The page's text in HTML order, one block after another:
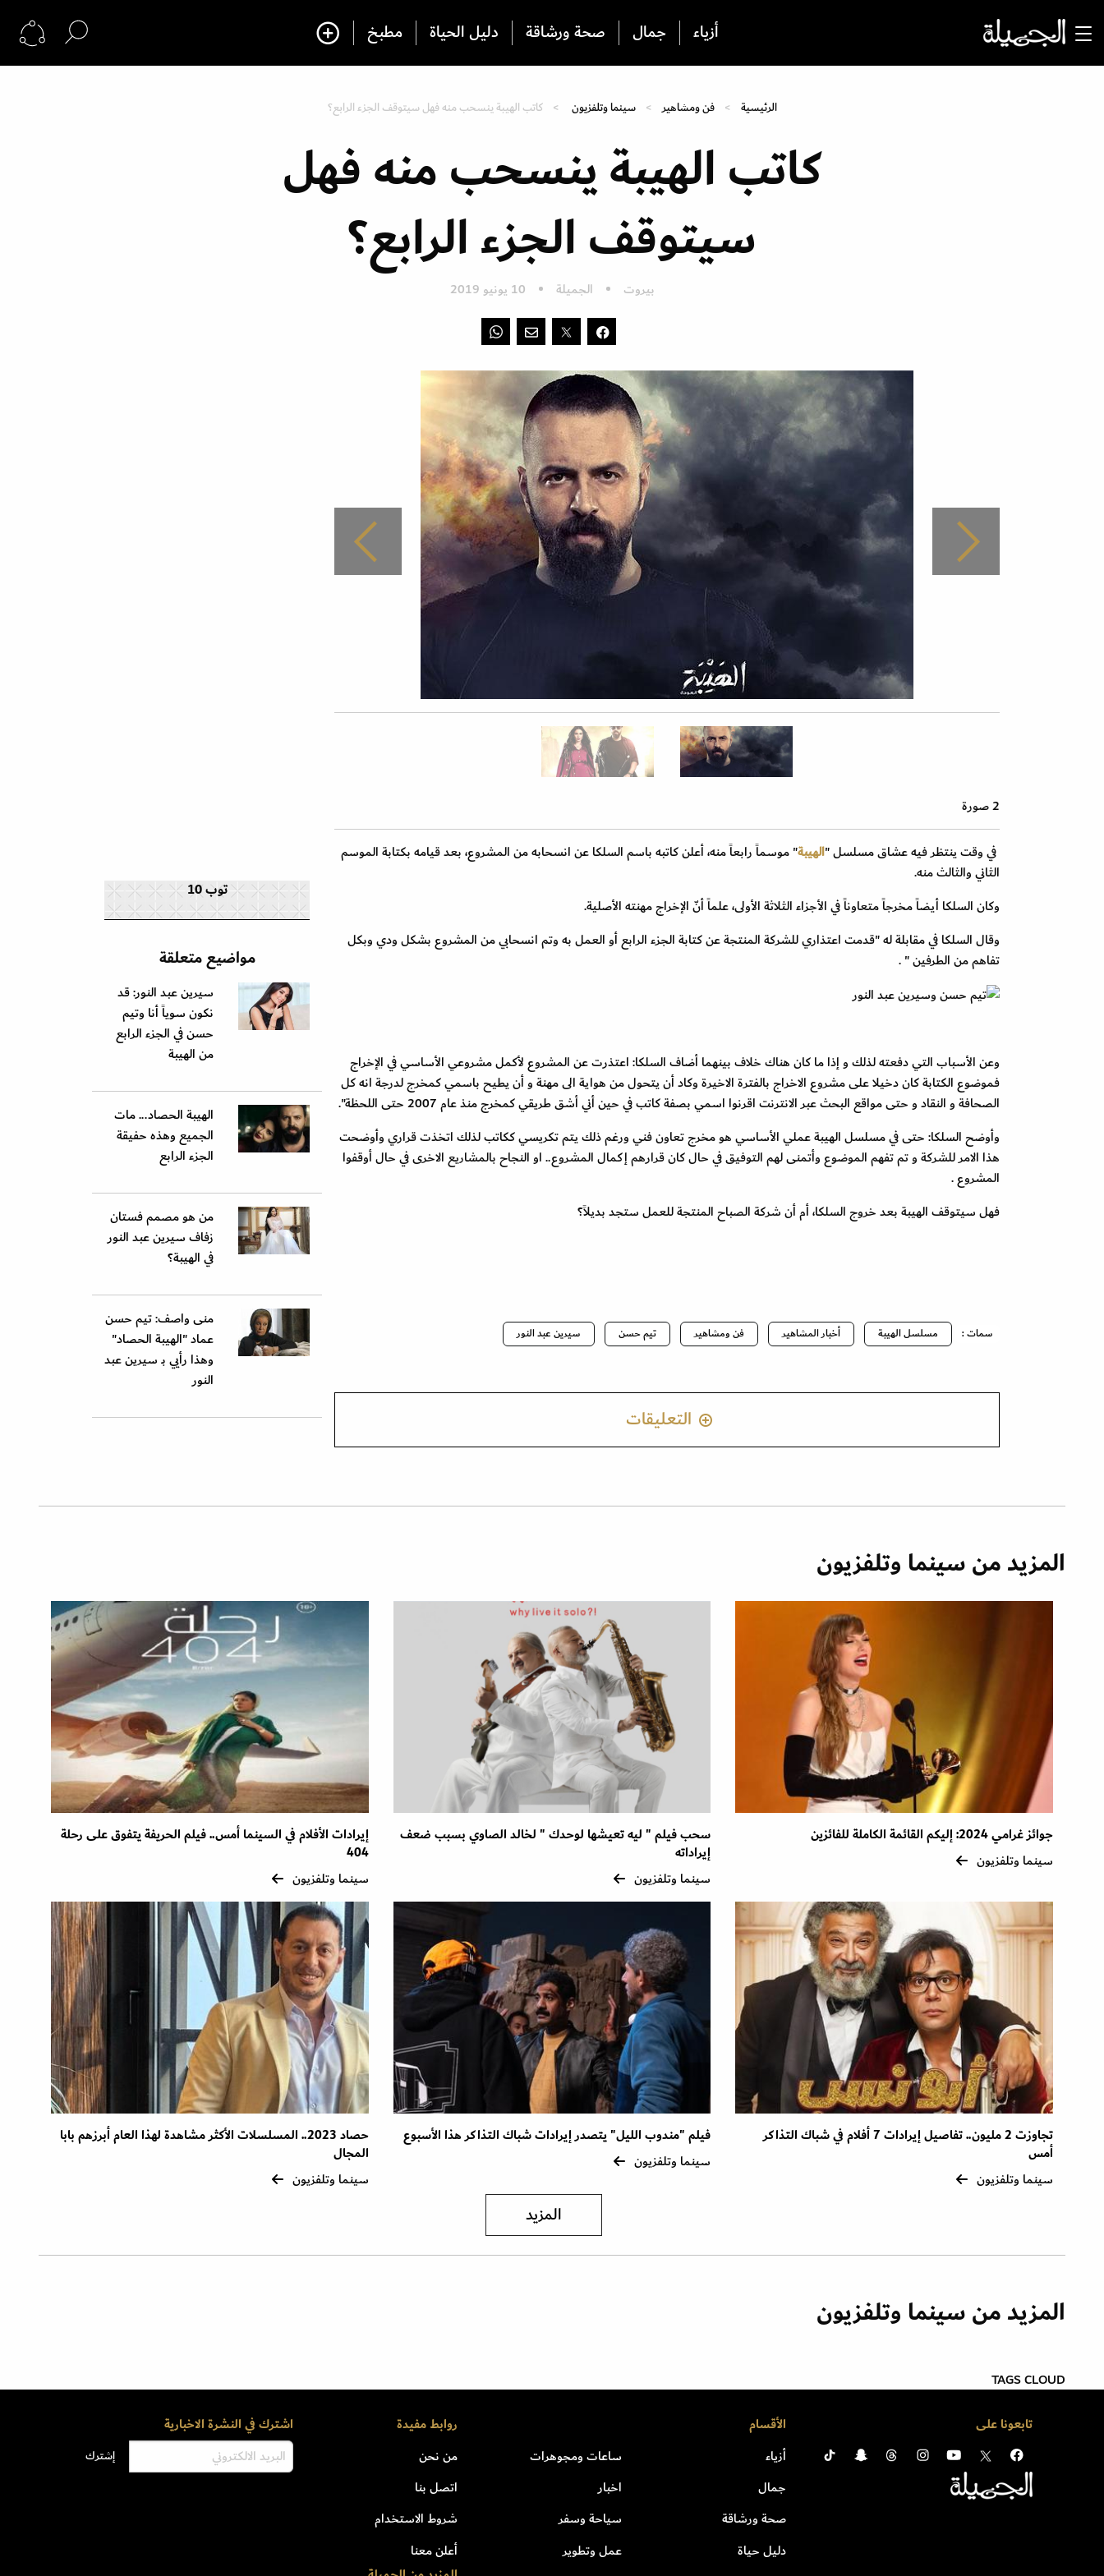
أزياء جمال صحة ورشاقة دليل الحياة مطبخ
الرئيسية فن ومشاهير سينما وتلفزيون كاتب الهيبة ينسحب منه فهل سيتوقف الجزء الرابع؟
كاتب الهيبة ينسحب منه فهل
سيتوقف الجزء الرابع؟
بيروت الجميلة 10 يونيو 2019
2 صورة
في وقت ينتظر فيه عشاق مسلسل "الهيبة" موسماً رابعاً منه، أعلن كاتبه باسم السلكا عن انسحابه من المشروع، بعد قيامه بكتابة الموسم
الثاني والثالث منه.
وكان السلكا أيضاً مخرجاً متعاوناً في الأجزاء الثلاثة الأولى، علماً أنّ الإخراج مهنته الأصلية.
وقال السلكا في مقابلة له "قدمت اعتذاري للشركة المنتجة عن كتابة الجزء الرابع أو العمل به وتم انسحابي من المشروع بشكل ودي وبكل
تفاهم من الطرفين " .
وعن الأسباب التي دفعته لذلك و إذا ما كان هناك خلاف بينهما أضاف السلكا: اعتذرت عن المشروع لأكمل مشروعي الأساسي في الإخراج
فموضوع الكتابة كان دخيلا على مشروع الاخراج بالفترة الاخيرة وكاد أن يتحول من هواية الى مهنة و أن يطيح باسمي كمخرج لدرجة انه كل
الصحافة و النقاد و حتى مواقع البحث عبر الانترنت اقرنوا اسمي بصفة كاتب في حين أني أشق طريقي كمخرج منذ عام 2007 حتى اللحظة".
وأوضح السلكا: حتى في مسلسل الهيبة عملي الأساسي هو مخرج تعاون فني ورغم ذلك يتم تكريسي ككاتب لذلك اتخذت قراري وأوضحت
هذا الامر للشركة و تم تفهم الموضوع وأتمنى لهم التوفيق في حال كان قرارهم إكمال المشروع.. او النجاح بالمشاريع الاخرى في حال أوقفوا
المشروع .
فهل سيتوقف الهيبة بعد خروج السلكا، أم أن شركة الصباح المنتجة للعمل ستجد بديلاً؟
سمات : مسلسل الهيبة أخبار المشاهير فن ومشاهير تيم حسن سيرين عبد النور
التعليقات
توب 10
مواضيع متعلقة
سيرين عبد النور: قد
نكون سوياً أنا وتيم
حسن في الجزء الرابع
من الهيبة
الهيبة الحصاد... مات
الجميع وهذه حفيقة
الجزء الرابع
من هو مصمم فستان
زفاف سيرين عبد النور
في الهيبة؟
منى واصف: تيم حسن
عماد "الهيبة الحصاد"
وهذا رأيي بـ سيرين عبد
النور
المزيد من سينما وتلفزيون
جوائز غرامي 2024: إليكم القائمة الكاملة للفائزين
سينما وتلفزيون
سحب فيلم " ليه تعيشها لوحدك " لخالد الصاوي بسبب ضعف
إيراداته
سينما وتلفزيون
إيرادات الأفلام في السينما أمس.. فيلم الحريفة يتفوق على رحلة
404
سينما وتلفزيون
تجاوزت 2 مليون.. تفاصيل إيرادات 7 أفلام في شباك التذاكر
أمس
سينما وتلفزيون
فيلم "مندوب الليل" يتصدر إيرادات شباك التذاكر هذا الأسبوع
سينما وتلفزيون
حصاد 2023.. المسلسلات الأكثر مشاهدة لهذا العام أبرزهم بابا
المجال
سينما وتلفزيون
المزيد
المزيد من سينما وتلفزيون
TAGS CLOUD
تابعونا على الأقسام
أزياء
جمال
صحة ورشاقة
دليل حياة
ساعات ومجوهرات
اخبار
سياحة وسفر
عمل وتطوير
روابط مفيدة
من نحن
اتصل بنا
شروط الاستخدام
أعلن معنا
اشترك في النشرة الاخبارية